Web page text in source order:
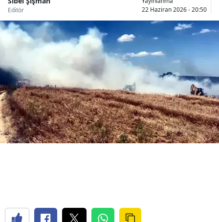
Bingöl
Burdur
Bursa
Çanakkale
Denizli
Editör
22 Haziran 2026 - 20:50